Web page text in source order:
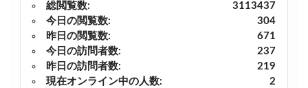
3113437
総閲覧数:
304
今日の閲覧数:
671
昨日の閲覧数:
237
今日の訪問者数:
219
昨日の訪問者数:
2
現在オンライン中の人数: